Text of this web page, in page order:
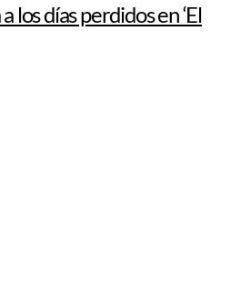
los días perdidos en ‘El